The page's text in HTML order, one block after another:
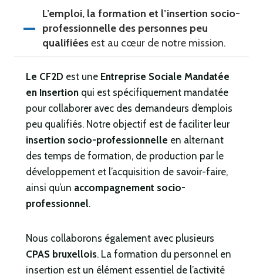
L’emploi, la formation et l’insertion socio-
professionnelle des personnes peu
qualifiéesest au cœur de notre mission.
Le CF2D est une Entreprise Sociale Mandatée
en Insertion qui est spécifiquement mandatée
pour collaborer avec des demandeurs d’emplois
peu qualifiés. Notre objectif est de faciliter leur
insertion socio-professionnelle en alternant
des temps de formation, de production par le
développement et l’acquisition de savoir-faire,
ainsi qu’un accompagnement socio-
professionnel.
Nous collaborons également avec plusieurs
CPAS bruxellois. La formation du personnel en
insertion est un élément essentiel de l’activité